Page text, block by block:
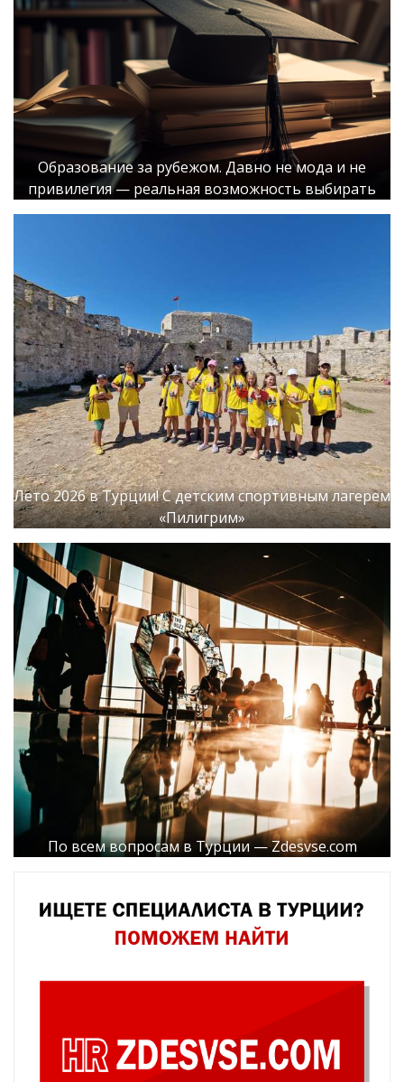
Образование за рубежом. Давно не мода и не
привилегия — реальная возможность выбирать
Лето 2026 в Турции! С детским спортивным лагерем
«Пилигрим»
По всем вопросам в Турции — Zdesvse.com